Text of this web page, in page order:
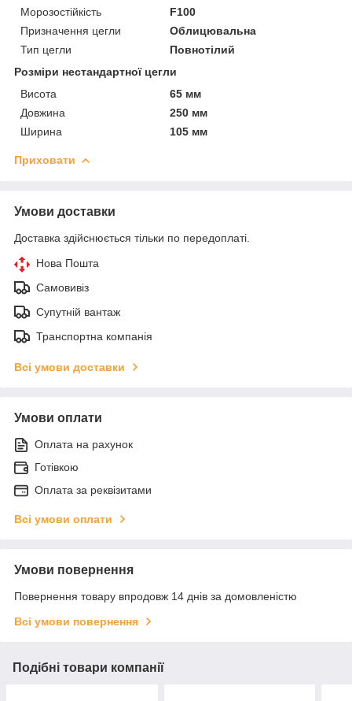
Морозостійкість
F100
Призначення цегли
Облицювальна
Тип цегли
Повнотілий
Розміри нестандартної цегли
Висота
65 мм
Довжина
250 мм
Ширина
105 мм
Приховати
Умови доставки
Доставка здійснюється тільки по передоплаті.
Нова Пошта
Самовивіз
Супутній вантаж
Транспортна компанія
Всі умови доставки
Умови оплати
Оплата на рахунок
Готівкою
Оплата за реквізитами
Всі умови оплати
Умови повернення
Повернення товару впродовж 14 днів за домовленістю
Всі умови повернення
Подібні товари компанії